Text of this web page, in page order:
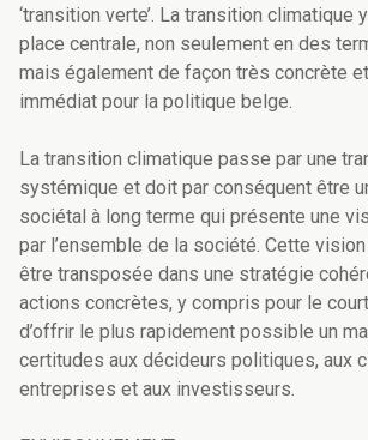
‘transition verte’. La transition climatique
place centrale, non seulement en des
mais également de façon très concrète
immédiat pour la politique belge.
La transition climatique passe par une
systémique et doit par conséquent être
sociétal à long terme qui présente une
par l’ensemble de la société. Cette
être transposée dans une stratégie
actions concrètes, y compris pour le
d’offrir le plus rapidement possible un
certitudes aux décideurs politiques, aux
entreprises et aux investisseurs.